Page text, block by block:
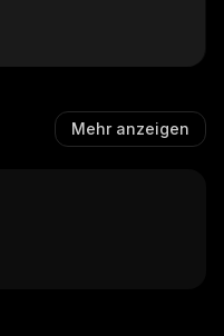
Mehr anzeigen